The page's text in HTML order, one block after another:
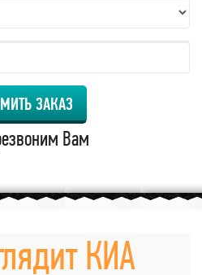
ЗАКАЗ
Вам
КИА